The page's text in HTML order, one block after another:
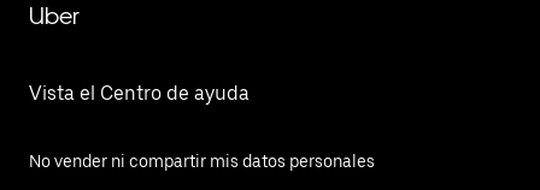
Uber
Vista el Centro de ayuda
No vender ni compartir mis datos personales